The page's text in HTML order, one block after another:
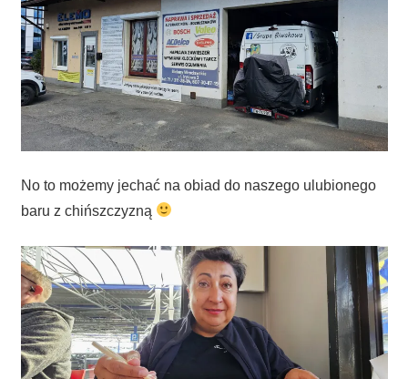
No to możemy jechać na obiad do naszego ulubionego
baru z chińszczyzną